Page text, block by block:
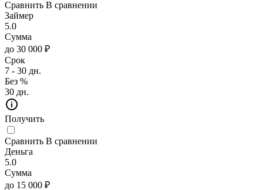
Сравнить В сравнении
Займер
5.0
Сумма
до 30 000 ₽
Срок
7 - 30 дн.
Без %
30 дн.
Получить
Сравнить В сравнении
Деньга
5.0
Сумма
до 15 000 ₽